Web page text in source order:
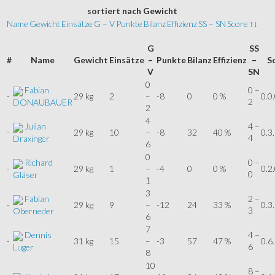
sortiert nach Gewicht
Name Gewicht Einsätze G – V Punkte BilanzEffizienzSS – SNScore ↑↓
# Name Gewicht Einsätze
G
–
V
PunkteBilanz Effizienz
SS
–
SN
-
Fabian
DONAUBAUER
29 kg 2
0
–
2
-8 0 0 %
0 –
2
-
Julian
Draxinger
29 kg 10
4
–
6
-8 32 40 %
4 –
4
-
Richard
Gläser
29 kg 1
0
–
1
-4 0 0 %
0 –
0
-
Fabian
Oberneder
29 kg 9
3
–
6
-12 24 33 %
2 –
3
-
Dennis
Luger
31 kg 15
7
–
8
-3 57 47 %
4 –
6
10
8 –